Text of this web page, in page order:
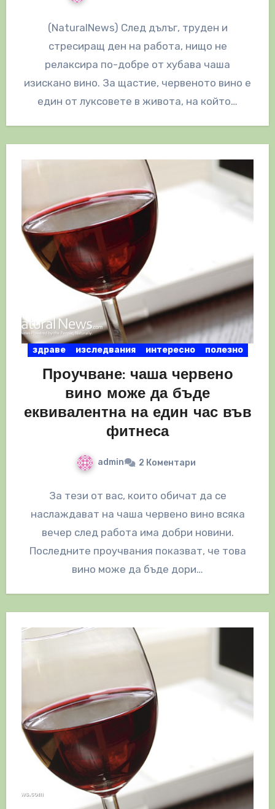
(NaturalNews) След дълъг, труден и
стресиращ ден на работа, нищо не
релаксира по-добре от хубава чаша
изискано вино. За щастие, червеното вино е
един от луксовете в живота, на който…
здраве изследвания интересно полезно
Проучване: чаша червено
вино може да бъде
еквивалентна на един час във
фитнеса
admin 2 Коментари
За тези от вас, които обичат да се
наслаждават на чаша червено вино всяка
вечер след работа има добри новини.
Последните проучвания показват, че това
вино може да бъде дори…